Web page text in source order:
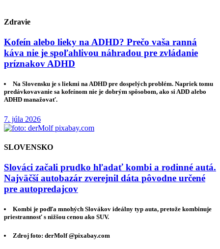
Zdravie
Kofeín alebo lieky na ADHD? Prečo vaša ranná
káva nie je spoľahlivou náhradou pre zvládanie
príznakov ADHD
Na Slovensku je s liekmi na ADHD pre dospelých problém. Napriek tomu
predávkovavanie sa kofeínom nie je dobrým spôsobom, ako si ADD alebo
ADHD manažovať.
7. júla 2026
SLOVENSKO
Slováci začali prudko hľadať kombi a rodinné autá.
Najväčší autobazár zverejnil dáta pôvodne určené
pre autopredajcov
Kombi je podľa mnohých Slovákov ideálny typ auta, pretože kombinuje
priestrannosť s nižšou cenou ako SUV.
Zdroj foto: derMolf @pixabay.com